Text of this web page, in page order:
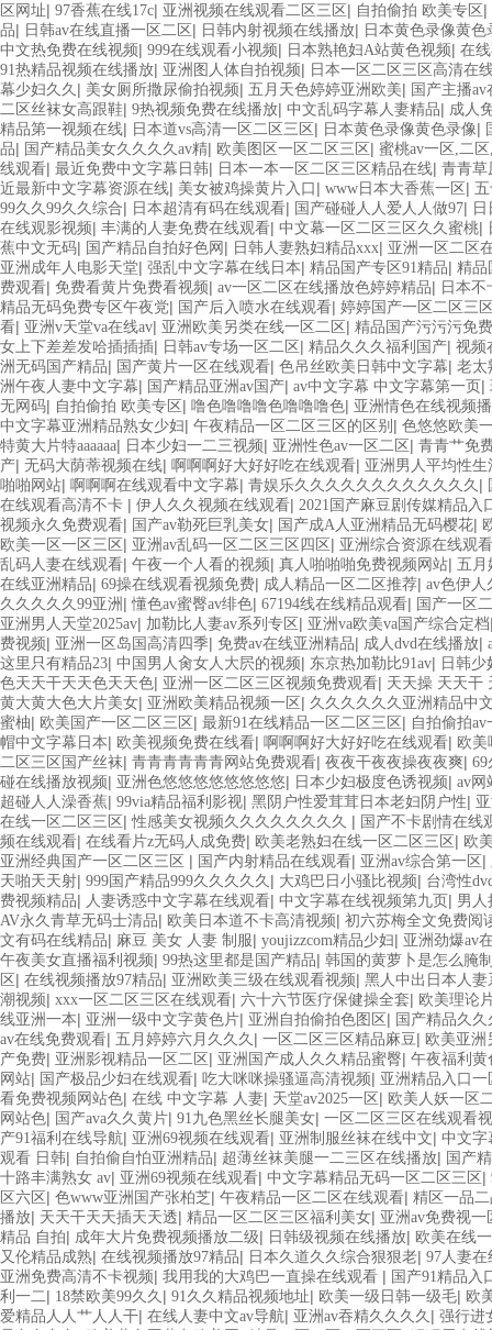
区网址| 97香蕉在线17c| 亚洲视频在线观看二区三区 | 自拍偷拍 欧美专区 |
品| 日韩av在线直播一区二区 | 日韩内射视频在线播放| 日本黄色录像黄色
中文热免费在线视频| 999在线观看小视频| 日本熟艳妇A站黄色视频| 在
91热精品视频在线播放| 亚洲图人体自拍视频| 日本一区二区三区高清在
幕少妇久久 | 美女厕所撒尿偷拍视频| 五月天色婷婷亚洲欧美| 国产主播
二区丝袜女高跟鞋| 9热视频免费在线播放| 中文乱码字幕人妻精品| 成人
精品第一视频在线| 日本道vs高清一区二区三区 | 日本黄色录像黄色录像|
品| 国产精品美女久久久久av精| 欧美图区一区二区三区 | 蜜桃av一区,二
线观看| 最近免费中文字幕日韩| 日本一本一区二区三区精品在线| 青青草
近最新中文字幕资源在线| 美女被鸡操黄片入口 | www日本大香蕉一区 |
99久久99久久综合| 日本超清有码在线观看| 国产碰碰人人爱人人做97|
在线观影视频| 丰满的人妻免费在线观看| 中文幕一区二区三区久久蜜桃|
蕉中文无码| 国产精品自拍好色网 | 日韩人妻熟妇精品xxx| 亚洲一区二区
亚洲成年人电影天堂| 强乱中文字幕在线日本| 精品国产专区91精品| 精品
费观看| 免费看黄片免费看视频| av一区二区在线播放色婷婷精品| 日本
精品无码免费专区午夜党| 国产后入喷水在线观看| 婷婷国产一区二区三
看| 亚洲v天堂va在线av| 亚洲欧美另类在线一区二区 | 精品国产污污污免
女上下差差发哈插插插| 日韩av专场一区二区 | 精品久久久福利国产| 视频
洲无码国产精品| 国产黄片一区在线观看| 色吊丝欧美日韩中文字幕| 老太
洲午夜人妻中文字幕| 国产精品亚洲av国产| av中文字幕 中文字幕第一页 |
无网码| 自拍偷拍 欧美专区 | 噜色噜噜噜色噜噜噜色| 亚洲情色在线视频
中文字幕亚洲精品熟女少妇| 午夜精品一区二区三区的区别 | 色悠悠欧美
特黄大片特aaaaaa| 日本少妇一二三视频| 亚洲性色av一区二区 | 青青艹免
产| 无码大荫蒂视频在线| 啊啊啊好大好好吃在线观看| 亚洲男人平均性生
啪啪网站| 啊啊啊在线观看中文字幕| 青娱乐久久久久久久久久久久久久 |
在线观看高清不卡 | 伊人久久视频在线观看| 2021国产麻豆剧传媒精品入
视频永久免费观看| 国产av勒死巨乳美女| 国产成A人亚洲精品无码樱花|
欧美一区一区三区 | 亚洲av乱码一区二区三区四区 | 亚洲综合资源在线观看
乱码人妻在线观看| 午夜一个人看的视频| 真人啪啪啪免费视频网站| 五月
在线亚洲精品| 69操在线观看视频免费| 成人精品一区二区推荐| av色伊
久久久久久99亚洲 |懂色av蜜臀av绯色| 67194线在线精品观看| 国产一区
亚洲男人天堂2025av| 加勒比人妻av系列专区 | 亚洲va欧美va国产综合定档
费视频| 亚洲一区岛国高清四季| 免费av在线亚洲精品| 成人dvd在线播放|
这里只有精品23| 中国男人肏女人大屄的视频| 东京热加勒比91av| 日韩
色天天干天天色天天色| 亚洲一区二区三区视频免费观看| 天天操 天天干
黄大黄大色大片美女| 亚洲欧美精品视频一区 | 久久久久久久亚洲精品中
蜜柚| 欧美国产一区二区三区 | 最新91在线精品一区二区三区 | 自拍偷拍
帽中文字幕日本| 欧美视频免费在线看| 啊啊啊好大好好吃在线观看| 欧
二区三区国产丝袜| 青青青青青青网站免费观看| 夜夜干夜夜操夜夜爽| 69
碰在线播放视频| 亚洲色悠悠悠悠悠悠悠悠| 日本少妇极度色诱视频| av网
超碰人人澡香蕉| 99via精品福利影视| 黑阴户性爱茸茸日本老妇阴户性|
在线一区二区三区 |性感美女视频久久久久久久久久 | 国产不卡剧情在线
频在线观看| 在线看片z无码人成免费| 欧美老熟妇在线一区二区三区 | 欧
亚洲经典国产一区二区三区 | 国产内射精品在线观看| 亚洲av综合第一区 |
天啪天天射| 999国产精品999久久久久久 | 大鸡巴日小骚比视频| 台湾性
费视频精品| 人妻诱惑中文字幕在线观看| 中文字幕在线视频第九页 | 男
AV永久青草无码士清品| 欧美日本道不卡高清视频| 初六苏梅全文免费阅
文有码在线精品| 麻豆 美女 人妻 制服| youjizzcom精品少妇| 亚洲劲爆av
午夜美女直播福利视频| 99热这里都是国产精品| 韩国的黄萝卜是怎么腌
区 | 在线视频播放97精品| 亚洲欧美三级在线观看视频| 黑人中出日本人妻
潮视频| xxx一区二区三区在线观看| 六十六节医疗保健操全套| 欧美理论
线亚洲一本| 亚洲一级中文字黄色片| 亚洲自拍偷拍色图区 | 国产精品久
av在线免费观看| 五月婷婷六月久久久 | 一区二区三区精品麻豆| 欧美亚洲
产免费| 亚洲影视精品一区二区 | 亚洲国产成人久久精品蜜臀| 午夜福利黄
网站| 国产极品少妇在线观看| 吃大咪咪操骚逼高清视频| 亚洲精品入口
看免费视频网站色| 在线 中文字幕 人妻| 天堂av2025一区 | 欧美人妖一区
网站色| 国产ava久久黄片| 91九色黑丝长腿美女| 一区二区三区在线观看
产91福利在线导航| 亚洲69视频在线观看| 亚洲制服丝袜在线中文| 中文字
观看 日韩| 自拍偷自怕亚洲精品| 超薄丝袜美腿一二三区在线播放| 国产
十路丰满熟女 av| 亚洲69视频在线观看| 中文字幕精品无码一区二区三区 |
区六区 | 色www亚洲国产张柏芝| 午夜精品一区二区在线观看| 精区一品
播放| 天天干天天插天天透| 精品一区二区三区福利美女| 亚洲av免费视一
精品 自拍| 成年大片免费视频播放二级| 日韩级视频在线播放| 欧美在线
又伦精品成熟| 在线视频播放97精品| 日本久道久久综合狠狠老| 97人妻
亚洲免费高清不卡视频| 我用我的大鸡巴一直操在线观看 | 国产91精品入
利一二| 18禁欧美99久久 | 91久久精品视频地址| 欧美一级日韩一级毛| 欧
爱精品人人艹人人干| 在线人妻中文av导航| 亚洲av吞精久久久久 | 强行进